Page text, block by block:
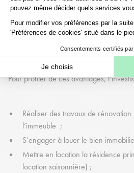
Les conditions ?
Pour profiter de ces avantages,
Réaliser des travaux de
l’immeuble ;
S’engager à louer le bien
Mettre en location la résidence
location saisonnière) ;